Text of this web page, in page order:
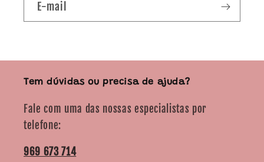
E-mail
Tem dúvidas ou precisa de ajuda?
Fale com uma das nossas especialistas por
telefone:
969 673 714